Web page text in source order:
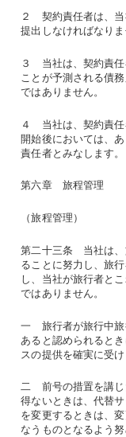
２ 契約責任者は、当
提出しなければなりま
３ 当社は、契約責任
ことが予測される債
ではありません。
４ 当社は、契約責任
開始後においては、
責任者とみなします。
第六章 旅程管理
（旅程管理）
第二十三条 当社は、
ることに努力し、旅
し、当社が旅行者と
ではありません。
一 旅行者が旅行中旅
あると認められると
スの提供を確実に受
二 前号の措置を講じ
得ないときは、代替
を変更するときは、
なうものとなるよう